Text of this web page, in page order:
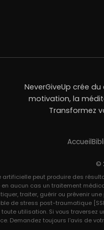
NeverGiveUp crée
motivation, la
Transformez
Accueil
©
artificielle peut produire des
aucun cas un traitement
traiter, guérir ou prévenir
de stress post-traumatique
utilisation. Si vous
Demandez toujours l'avis de